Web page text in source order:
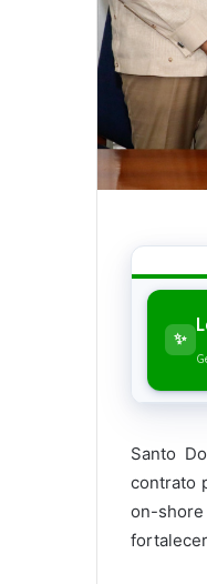
✨
Santo
contrato
on-